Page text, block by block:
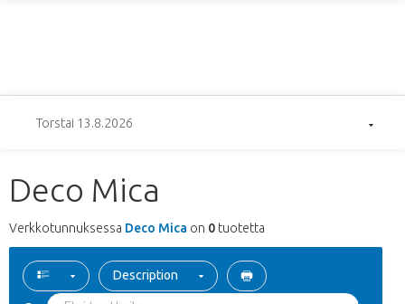
Torstai 13.8.2026
Deco Mica
Verkkotunnuksessa Deco Mica on 0 tuotetta
Description